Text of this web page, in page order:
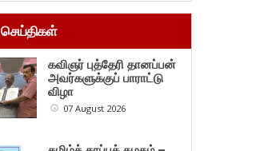
செய்திகள்
கவிஞர் புத்தேரி தானப்பன்
அவர்களுக்குப் பாராட்டு
விழா
07 August 2026